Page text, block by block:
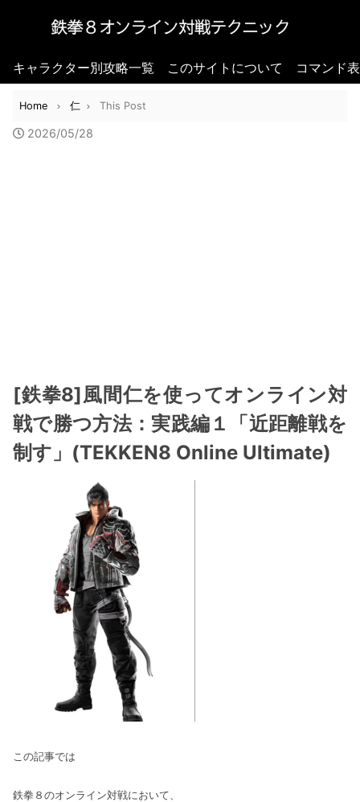
キャラクター別攻略一覧 このサイトについて コマンド
Home 仁 This Post
2026/05/28
[鉄拳8]風間仁を使ってオンライン対
戦で勝つ方法：実践編１「近距離戦を
制す」(TEKKEN8 Online Ultimate)
この記事では
鉄拳８のオンライン対戦において、